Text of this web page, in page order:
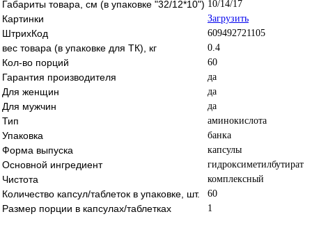
Габариты товара, см (в упаковке "32/12*10") 10/14/17
Картинки Загрузить
ШтрихКод 609492721105
вес товара (в упаковке для ТК), кг 0.4
Кол-во порций 60
Гарантия производителя да
Для женщин да
Для мужчин да
Тип аминокислота
Упаковка банка
Форма выпуска капсулы
Основной ингредиент гидроксиметилбутират
Чистота комплексный
Количество капсул/таблеток в упаковке, шт. 60
Размер порции в капсулах/таблетках 1